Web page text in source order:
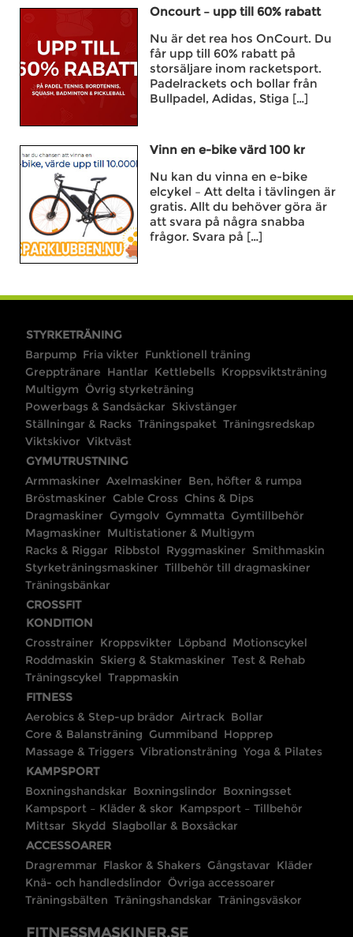
Oncourt – upp till 60% rabatt
Nu är det rea hos OnCourt. Du
får upp till 60% rabatt på
storsäljare inom racketsport.
Padelrackets och bollar från
Bullpadel, Adidas, Stiga […]
Vinn en e-bike värd 100 kr
Nu kan du vinna en e-bike
elcykel – Att delta i tävlingen är
gratis. Allt du behöver göra är
att svara på några snabba
frågor. Svara på […]
STYRKETRÄNING
Barpump Fria vikter Funktionell träning
Grepptränare Hantlar Kettlebells Kroppsviktsträning
Multigym Övrig styrketräning
Powerbags & Sandsäckar Skivstänger
Ställningar & Racks Träningspaket Träningsredskap
Viktskivor Viktväst
GYMUTRUSTNING
Armmaskiner Axelmaskiner Ben, höfter & rumpa
Bröstmaskiner Cable Cross Chins & Dips
Dragmaskiner Gymgolv Gymmatta Gymtillbehör
Magmaskiner Multistationer & Multigym
Racks & Riggar Ribbstol Ryggmaskiner Smithmaskin
Styrketräningsmaskiner Tillbehör till dragmaskiner
Träningsbänkar
CROSSFIT
KONDITION
Crosstrainer Kroppsvikter Löpband Motionscykel
Roddmaskin Skierg & Stakmaskiner Test & Rehab
Träningscykel Trappmaskin
FITNESS
Aerobics & Step-up brädor Airtrack Bollar
Core & Balansträning Gummiband Hopprep
Massage & Triggers Vibrationsträning Yoga & Pilates
KAMPSPORT
Boxningshandskar Boxningslindor Boxningsset
Kampsport – Kläder & skor Kampsport – Tillbehör
Mittsar Skydd Slagbollar & Boxsäckar
ACCESSOARER
Dragremmar Flaskor & Shakers Gångstavar Kläder
Knä- och handledslindor Övriga accessoarer
Träningsbälten Träningshandskar Träningsväskor
FITNESSMASKINER.SE